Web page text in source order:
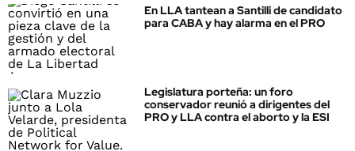
En LLA tantean a Santilli de candidato
para CABA y hay alarma en el PRO
Legislatura porteña: un foro
conservador reunió a dirigentes del
PRO y LLA contra el aborto y la ESI